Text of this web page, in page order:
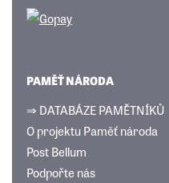
PAMĚŤ NÁRODA
⇒ DATABÁZE PAMĚTNÍKŮ
O projektu Paměť národa
Post Bellum
Podpořte nás